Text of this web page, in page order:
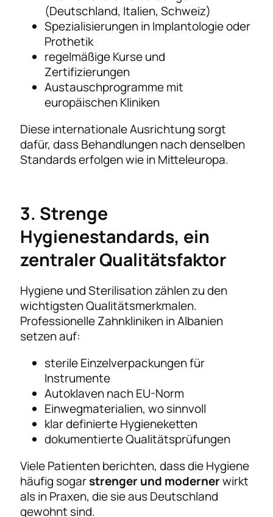
(Deutschland, Italien, Schweiz)
Spezialisierungen in Implantologie oder
Prothetik
regelmäßige Kurse und
Zertifizierungen
Austauschprogramme mit
europäischen Kliniken
Diese internationale Ausrichtung sorgt
dafür, dass Behandlungen nach denselben
Standards erfolgen wie in Mitteleuropa.
3. Strenge
Hygienestandards, ein
zentraler Qualitätsfaktor
Hygiene und Sterilisation zählen zu den
wichtigsten Qualitätsmerkmalen.
Professionelle Zahnkliniken in Albanien
setzen auf:
sterile Einzelverpackungen für
Instrumente
Autoklaven nach EU-Norm
Einwegmaterialien, wo sinnvoll
klar definierte Hygieneketten
dokumentierte Qualitätsprüfungen
Viele Patienten berichten, dass die Hygiene
häufig sogarstrenger und modernerwirkt
als in Praxen, die sie aus Deutschland
gewohnt sind.